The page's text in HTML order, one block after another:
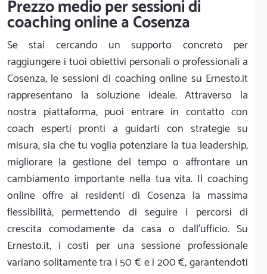
Prezzo medio per sessioni di
coaching online a Cosenza
Se stai cercando un supporto concreto per
raggiungere i tuoi obiettivi personali o professionali a
Cosenza, le sessioni di coaching online su Ernesto.it
rappresentano la soluzione ideale. Attraverso la
nostra piattaforma, puoi entrare in contatto con
coach esperti pronti a guidarti con strategie su
misura, sia che tu voglia potenziare la tua leadership,
migliorare la gestione del tempo o affrontare un
cambiamento importante nella tua vita. Il coaching
online offre ai residenti di Cosenza la massima
flessibilità, permettendo di seguire i percorsi di
crescita comodamente da casa o dall'ufficio. Su
Ernesto.it, i costi per una sessione professionale
variano solitamente tra i 50 € e i 200 €, garantendoti